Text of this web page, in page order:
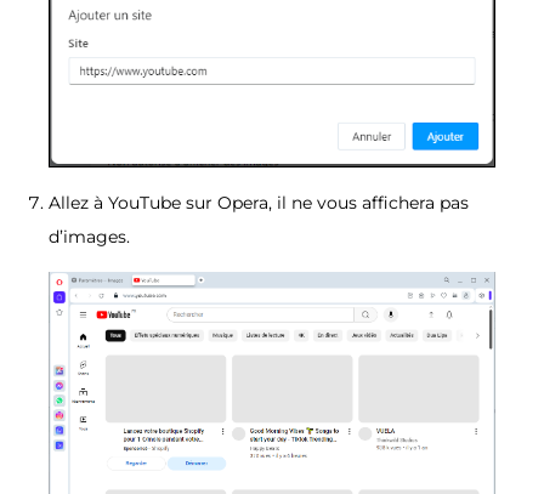
Allez à YouTube sur Opera, il ne vous affichera pas
d’images.